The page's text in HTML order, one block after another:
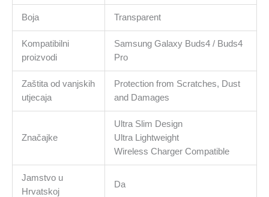
Boja Transparent
Kompatibilni
proizvodi
Samsung Galaxy Buds4 / Buds4
Pro
Zaštita od vanjskih
utjecaja
Protection from Scratches, Dust
and Damages
Značajke
Ultra Slim Design
Ultra Lightweight
Wireless Charger Compatible
Jamstvo u
Hrvatskoj
Da